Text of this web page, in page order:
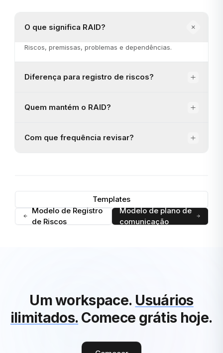
O que significa RAID?
Riscos, premissas, problemas e dependências.
Diferença para registro de riscos?
Quem mantém o RAID?
Com que frequência revisar?
Templates
Modelo de Registro
de Riscos
Modelo de plano de
comunicação
Um workspace. Usuários
ilimitados. Comece grátis hoje.